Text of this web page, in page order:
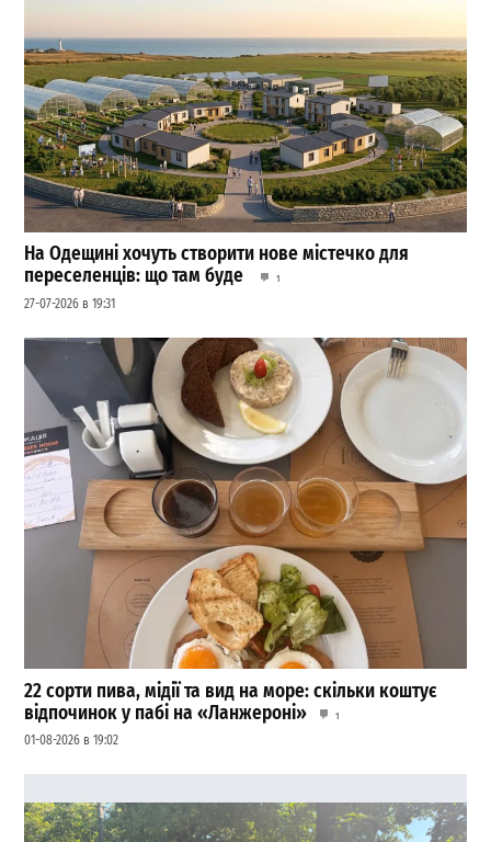
На Одещині хочуть створити нове містечко для
переселенців: що там буде
1
27-07-2026 в 19:31
22 сорти пива, мідії та вид на море: скільки коштує
відпочинок у пабі на «Ланжероні»
1
01-08-2026 в 19:02